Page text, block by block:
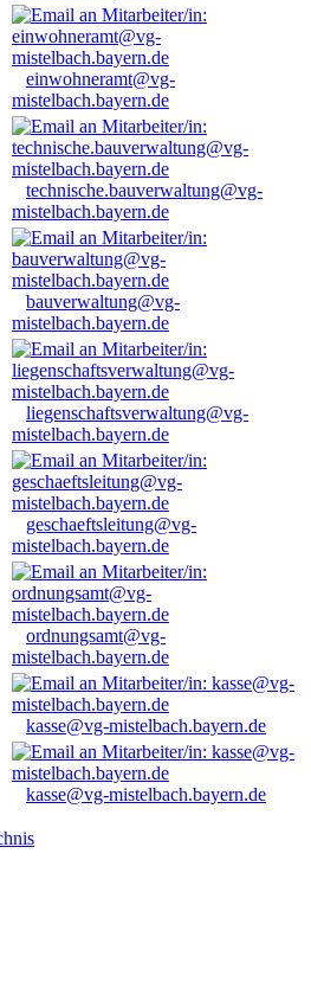
einwohneramt@vg-
mistelbach.bayern.de
technische.bauverwaltung@vg-
mistelbach.bayern.de
bauverwaltung@vg-
mistelbach.bayern.de
liegenschaftsverwaltung@vg-
mistelbach.bayern.de
geschaeftsleitung@vg-
mistelbach.bayern.de
ordnungsamt@vg-
mistelbach.bayern.de
kasse@vg-mistelbach.bayern.de
kasse@vg-mistelbach.bayern.de